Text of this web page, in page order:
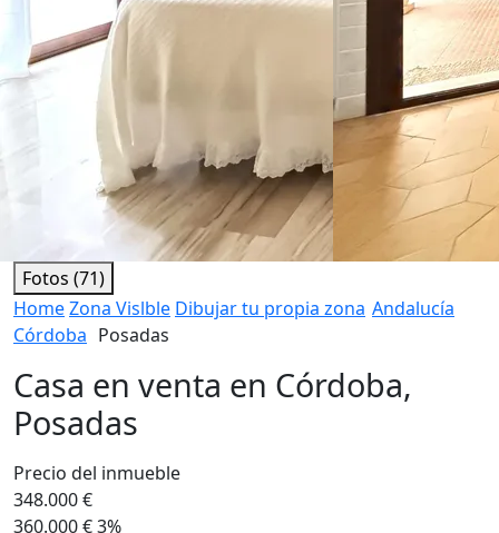
Fotos (71)
HomeZona Vislble Dibujar tu propia zona Andalucía
Córdoba Posadas
Casa en venta en Córdoba,
Posadas
Precio del inmueble
348.000 €
360.000 €3%